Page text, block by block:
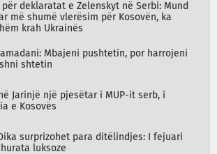
deklaratat e Zelenskyt në Serbi: Mund
më shumë vlerësim për Kosovën, ka
krah Ukrainës
Mbajeni pushtetin, por harrojeni
shtetin
Jarinjë një pjesëtar i MUP-it serb, i
e Kosovës
surprizohet para ditëlindjes: I fejuari
luksoze